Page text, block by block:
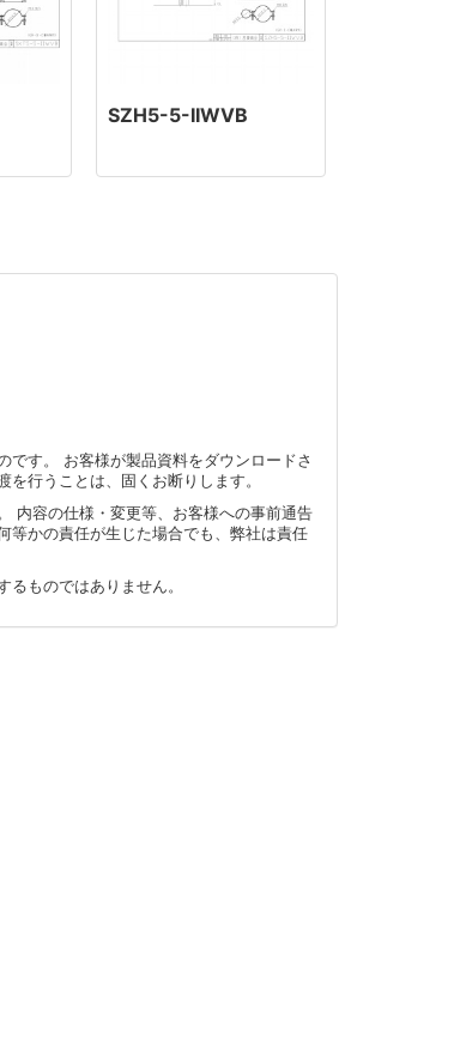
SZH5-5-IIWVB
す。 お客様が製品資料をダウンロードさ
行うことは、固くお断りします。
内容の仕様・変更等、お客様への事前通告
等かの責任が生じた場合でも、弊社は責任
ものではありません。